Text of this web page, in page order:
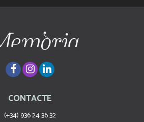
CONTACTE
(+34) 936 24 36 32